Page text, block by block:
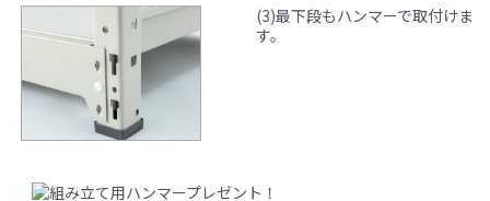
(3)最下段もハンマーで取付けま
す。